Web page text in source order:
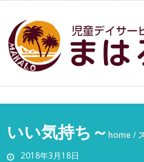
いい気持ち～
2018年3月18日
home/